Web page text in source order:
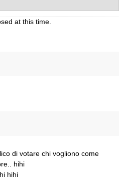
at this time.
di votare chi vogliono come
hihi
hihi